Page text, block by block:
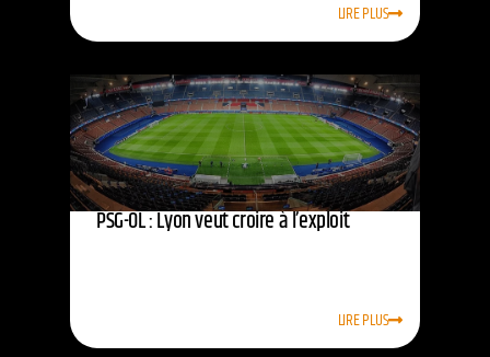
LIRE PLUS
PSG-OL : Lyon veut croire à l’exploit
LIRE PLUS